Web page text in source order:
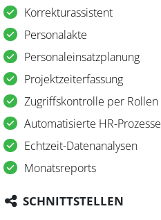
Korrekturassistent
Personalakte
Personaleinsatzplanung
Projektzeiterfassung
Zugriffskontrolle per Rollen
Automatisierte HR-Prozesse
Echtzeit-Datenanalysen
Monatsreports
SCHNITTSTELLEN